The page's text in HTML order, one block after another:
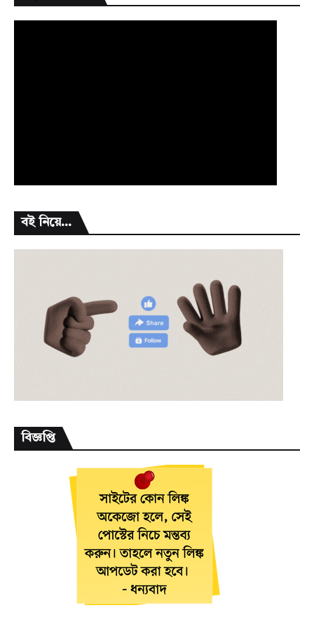
বই নিয়ে...
বিজ্ঞপ্তি